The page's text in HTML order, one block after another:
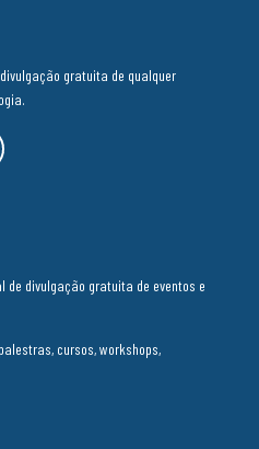
gratuita de qualquer
de divulgação gratuita de eventos e
cursos, workshops,